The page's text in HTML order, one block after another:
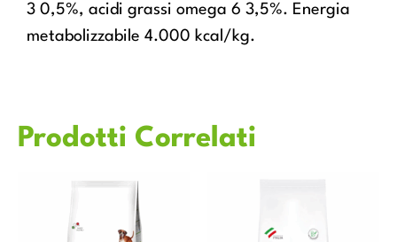
3 0,5%, acidi grassi omega 6 3,5%. Energia
metabolizzabile 4.000 kcal/kg.
Prodotti Correlati